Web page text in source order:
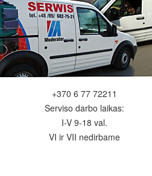
+370 6 77 72211
Serviso darbo laikas:
I-V 9-18 val.
VI ir VII nedirbame